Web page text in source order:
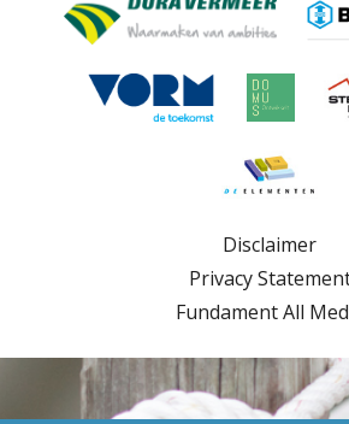
Disclaimer
Privacy
Fundament All